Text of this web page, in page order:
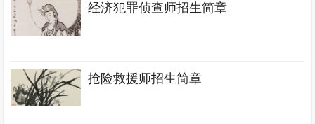
经济犯罪侦查师招生简章
抢险救援师招生简章